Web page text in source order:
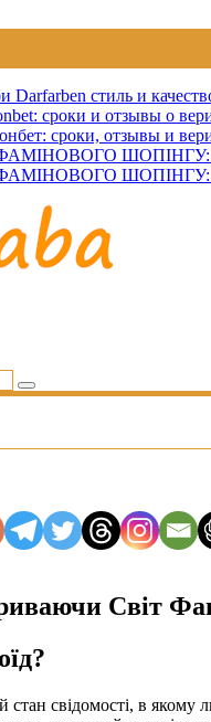
Darfarben стиль и
сроки и отзывы о
сроки, отзывы и
Світ
стан свідомості, в якому